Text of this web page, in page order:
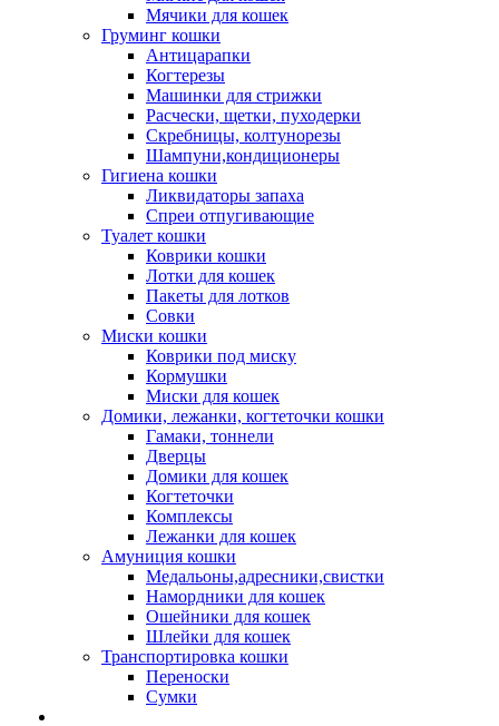
Мячики для кошек
Груминг кошки
Антицарапки
Когтерезы
Машинки для стрижки
Расчески, щетки, пуходерки
Скребницы, колтунорезы
Шампуни,кондиционеры
Гигиена кошки
Ликвидаторы запаха
Спреи отпугивающие
Туалет кошки
Коврики кошки
Лотки для кошек
Пакеты для лотков
Совки
Миски кошки
Коврики под миску
Кормушки
Миски для кошек
Домики, лежанки, когтеточки кошки
Гамаки, тоннели
Дверцы
Домики для кошек
Когтеточки
Комплексы
Лежанки для кошек
Амуниция кошки
Медальоны,адресники,свистки
Намордники для кошек
Ошейники для кошек
Шлейки для кошек
Транспортировка кошки
Переноски
Сумки